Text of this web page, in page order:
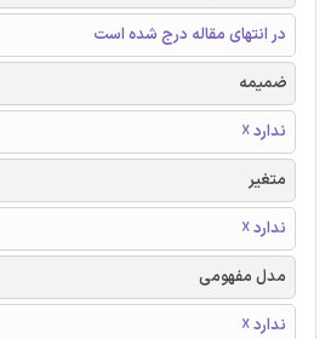
در انتهای مقاله درج شده است
ضمیمه
ندارد ☓
متغیر
ندارد ☓
مدل مفهومی
ندارد ☓